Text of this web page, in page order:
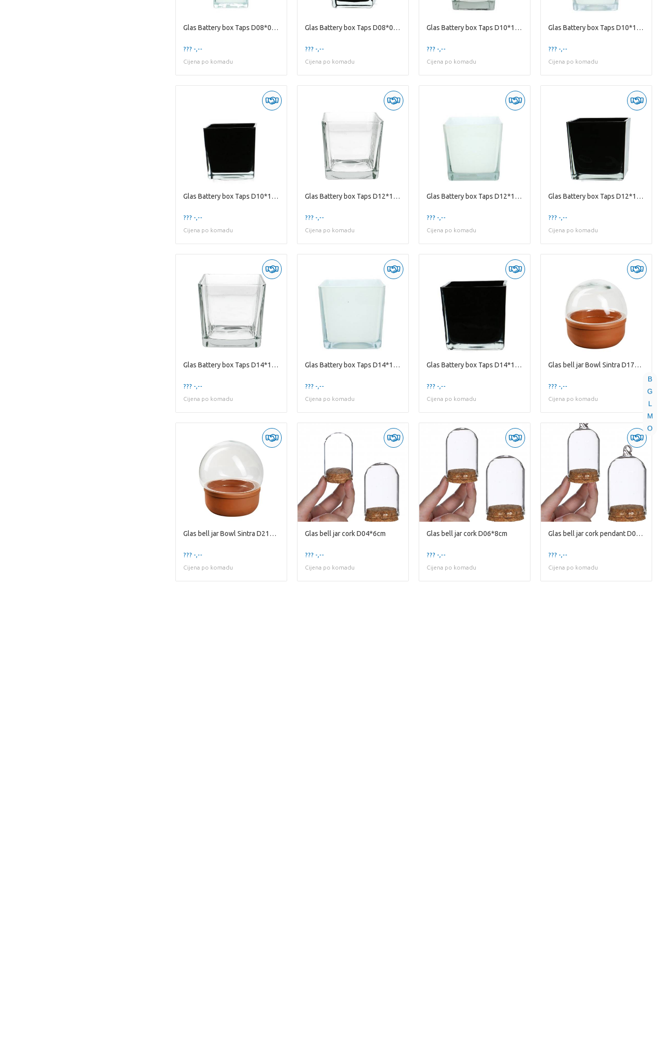
B
G
L
M
O
Glas Battery box Taps D08*08cm
??? -,--
Cijena po komadu
Glas Battery box Taps D08*08cm
??? -,--
Cijena po komadu
Glas Battery box Taps D10*10cm
??? -,--
Cijena po komadu
Glas Battery box Taps D10*10cm
??? -,--
Cijena po komadu
Glas Battery box Taps D10*10cm
??? -,--
Cijena po komadu
Glas Battery box Taps D12*12cm
??? -,--
Cijena po komadu
Glas Battery box Taps D12*12cm
??? -,--
Cijena po komadu
Glas Battery box Taps D12*12cm
??? -,--
Cijena po komadu
Glas Battery box Taps D14*14cm
??? -,--
Cijena po komadu
Glas Battery box Taps D14*14cm
??? -,--
Cijena po komadu
Glas Battery box Taps D14*14cm
??? -,--
Cijena po komadu
Glas bell jar Bowl Sintra D17*17cm
??? -,--
Cijena po komadu
Glas bell jar Bowl Sintra D21*25cm
??? -,--
Cijena po komadu
Glas bell jar cork D04*6cm
??? -,--
Cijena po komadu
Glas bell jar cork D06*8cm
??? -,--
Cijena po komadu
Glas bell jar cork pendant D06*8cm
??? -,--
Cijena po komadu